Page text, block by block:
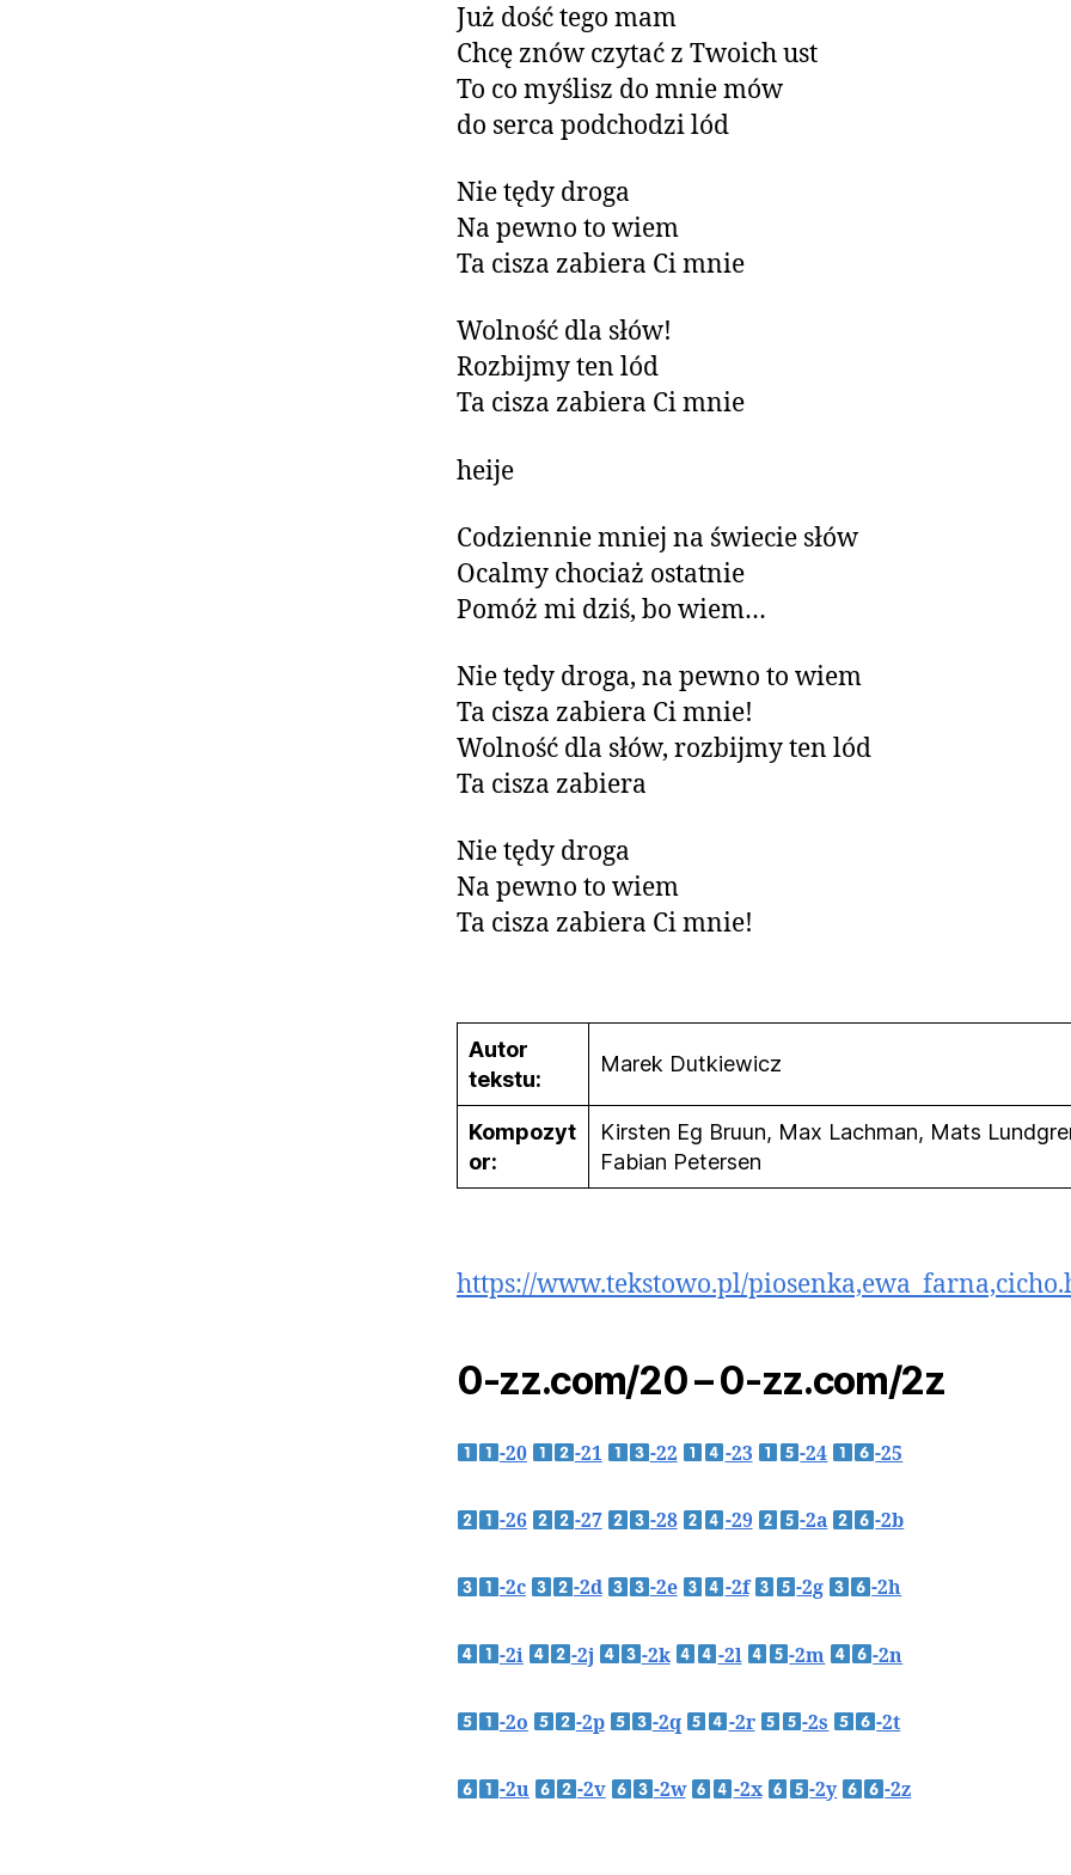
Już dość tego mam
Chcę znów czytać z Twoich ust
To co myślisz do mnie mów
do serca podchodzi lód
Nie tędy droga
Na pewno to wiem
Ta cisza zabiera Ci mnie
Wolność dla słów!
Rozbijmy ten lód
Ta cisza zabiera Ci mnie
heije
Codziennie mniej na świecie słów
Ocalmy chociaż ostatnie
Pomóż mi dziś, bo wiem…
Nie tędy droga, na pewno to wiem
Ta cisza zabiera Ci mnie!
Wolność dla słów, rozbijmy ten lód
Ta cisza zabiera
Nie tędy droga
Na pewno to wiem
Ta cisza zabiera Ci mnie!
Autor
tekstu:
Marek Dutkiewicz
Kompozyt
or:
Kirsten Eg Bruun, Max Lachman, Mats
Fabian Petersen
https://www.tekstowo.pl/
0-zz.com/20 – 0-zz.com/2z
-20 -21 -22 -23 -24 -25
-26 -27 -28 -29 -2a -2b
-2c -2d -2e -2f -2g -2h
-2i -2j -2k -2l -2m -2n
-2o -2p -2q -2r -2s -2t
-2u -2v -2w -2x -2y -2z